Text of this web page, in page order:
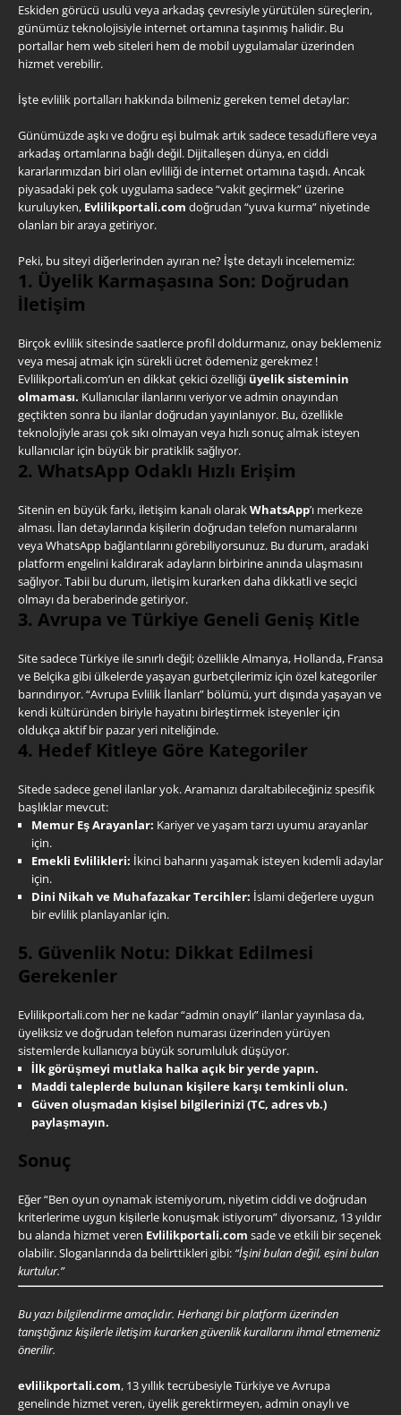
Eskiden görücü usulü veya arkadaş çevresiyle yürütülen süreçlerin,
günümüz teknolojisiyle internet ortamına taşınmış halidir. Bu
portallar hem web siteleri hem de mobil uygulamalar üzerinden
hizmet verebilir.
İşte evlilik portalları hakkında bilmeniz gereken temel detaylar:
Günümüzde aşkı ve doğru eşi bulmak artık sadece tesadüflere veya
arkadaş ortamlarına bağlı değil. Dijitalleşen dünya, en ciddi
kararlarımızdan biri olan evliliği de internet ortamına taşıdı. Ancak
piyasadaki pek çok uygulama sadece “vakit geçirmek” üzerine
kuruluyken, Evlilikportali.com doğrudan “yuva kurma” niyetinde
olanları bir araya getiriyor.
Peki, bu siteyi diğerlerinden ayıran ne? İşte detaylı incelememiz:
1. Üyelik Karmaşasına Son: Doğrudan
İletişim
Birçok evlilik sitesinde saatlerce profil doldurmanız, onay beklemeniz
veya mesaj atmak için sürekli ücret ödemeniz gerekmez !
Evlilikportali.com’un en dikkat çekici özelliği üyelik sisteminin
olmaması. Kullanıcılar ilanlarını veriyor ve admin onayından
geçtikten sonra bu ilanlar doğrudan yayınlanıyor. Bu, özellikle
teknolojiyle arası çok sıkı olmayan veya hızlı sonuç almak isteyen
kullanıcılar için büyük bir pratiklik sağlıyor.
2. WhatsApp Odaklı Hızlı Erişim
Sitenin en büyük farkı, iletişim kanalı olarakWhatsApp’ı merkeze
alması. İlan detaylarında kişilerin doğrudan telefon numaralarını
veya WhatsApp bağlantılarını görebiliyorsunuz. Bu durum, aradaki
platform engelini kaldırarak adayların birbirine anında ulaşmasını
sağlıyor. Tabii bu durum, iletişim kurarken daha dikkatli ve seçici
olmayı da beraberinde getiriyor.
3. Avrupa ve Türkiye Geneli Geniş Kitle
Site sadece Türkiye ile sınırlı değil; özellikle Almanya, Hollanda, Fransa
ve Belçika gibi ülkelerde yaşayan gurbetçilerimiz için özel kategoriler
barındırıyor. “Avrupa Evlilik İlanları” bölümü, yurt dışında yaşayan ve
kendi kültüründen biriyle hayatını birleştirmek isteyenler için
oldukça aktif bir pazar yeri niteliğinde.
4. Hedef Kitleye Göre Kategoriler
Sitede sadece genel ilanlar yok. Aramanızı daraltabileceğiniz spesifik
başlıklar mevcut:
Memur Eş Arayanlar: Kariyer ve yaşam tarzı uyumu arayanlar
için.
Emekli Evlilikleri: İkinci baharını yaşamak isteyen kıdemli adaylar
için.
Dini Nikah ve Muhafazakar Tercihler: İslami değerlere uygun
bir evlilik planlayanlar için.
5. Güvenlik Notu: Dikkat Edilmesi
Gerekenler
Evlilikportali.com her ne kadar “admin onaylı” ilanlar yayınlasa da,
üyeliksiz ve doğrudan telefon numarası üzerinden yürüyen
sistemlerde kullanıcıya büyük sorumluluk düşüyor.
İlk görüşmeyi mutlaka halka açık bir yerde yapın.
Maddi taleplerde bulunan kişilere karşı temkinli olun.
Güven oluşmadan kişisel bilgilerinizi (TC, adres vb.)
paylaşmayın.
Sonuç
Eğer “Ben oyun oynamak istemiyorum, niyetim ciddi ve doğrudan
kriterlerime uygun kişilerle konuşmak istiyorum” diyorsanız, 13 yıldır
bu alanda hizmet veren Evlilikportali.com sade ve etkili bir seçenek
olabilir. Sloganlarında da belirttikleri gibi: “İşini bulan değil, eşini bulan
kurtulur.”
Bu yazı bilgilendirme amaçlıdır. Herhangi bir platform üzerinden
tanıştığınız kişilerle iletişim kurarken güvenlik kurallarını ihmal etmemeniz
önerilir.
evlilikportali.com, 13 yıllık tecrübesiyle Türkiye ve Avrupa
genelinde hizmet veren, üyelik gerektirmeyen, admin onaylı ve